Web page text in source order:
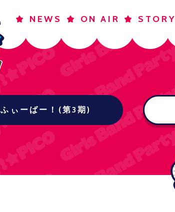
NEWS ON AIR STORY
ふぃーばー！(第3期)